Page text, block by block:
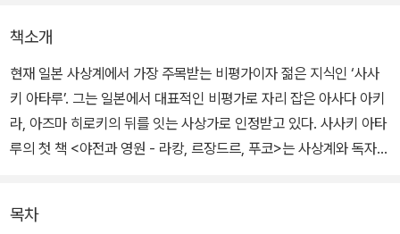
책소개
현재 일본 사상계에서 가장 주목받는 비평가이자 젊은 지식인 ‘사사
키 아타루’. 그는 일본에서 대표적인 비평가로 자리 잡은 아사다 아키
라, 아즈마 히로키의 뒤를 잇는 사상가로 인정받고 있다. 사사키 아타
루의 첫 책 <야전과 영원 - 라캉, 르장드르, 푸코>는 사상계와 독자로
의 신작으로, 책과 혁명에 관한 저자의 사상이 담긴 에세이다.
목차